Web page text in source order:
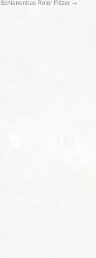
Schienenbus Roter Flitzer →